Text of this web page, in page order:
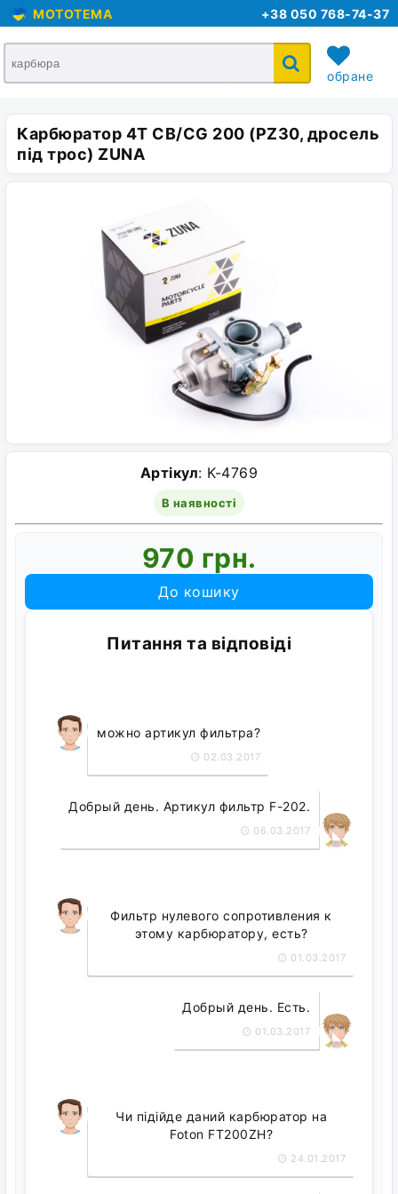
MOTOTEMA +38 050 768-74-37
обране
кошик
Карбюратор 4T CB/CG 200 (PZ30, дросель
під трос) ZUNA
Артікул: K-4769
В наявності
970 грн.
До кошику
Питання та відповіді
можно артикул фильтра?
02.03.2017
Добрый день. Артикул фильтр F-202.
06.03.2017
Фильтр нулевого сопротивления к
этому карбюратору, есть?
01.03.2017
Добрый день. Есть.
01.03.2017
Чи підійде даний карбюратор на
Foton FT200ZH?
24.01.2017